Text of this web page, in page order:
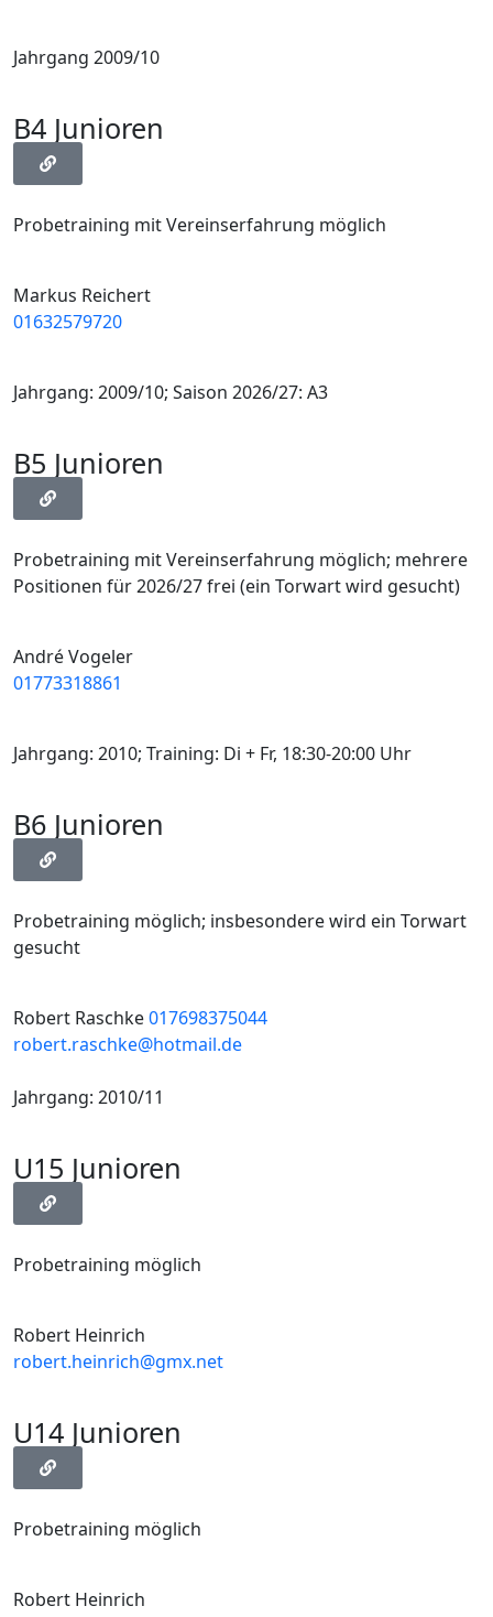
Jahrgang 2009/10
B4 Junioren
Probetraining mit Vereinserfahrung möglich
Markus Reichert
01632579720
Jahrgang: 2009/10; Saison 2026/27: A3
B5 Junioren
Probetraining mit Vereinserfahrung möglich; mehrere
Positionen für 2026/27 frei (ein Torwart wird gesucht)
André Vogeler
01773318861
Jahrgang: 2010; Training: Di + Fr, 18:30-20:00 Uhr
B6 Junioren
Probetraining möglich; insbesondere wird ein Torwart
gesucht
Robert Raschke017698375044
robert.raschke@hotmail.de
Jahrgang: 2010/11
U15 Junioren
Probetraining möglich
Robert Heinrich
robert.heinrich@gmx.net
U14 Junioren
Probetraining möglich
Robert Heinrich